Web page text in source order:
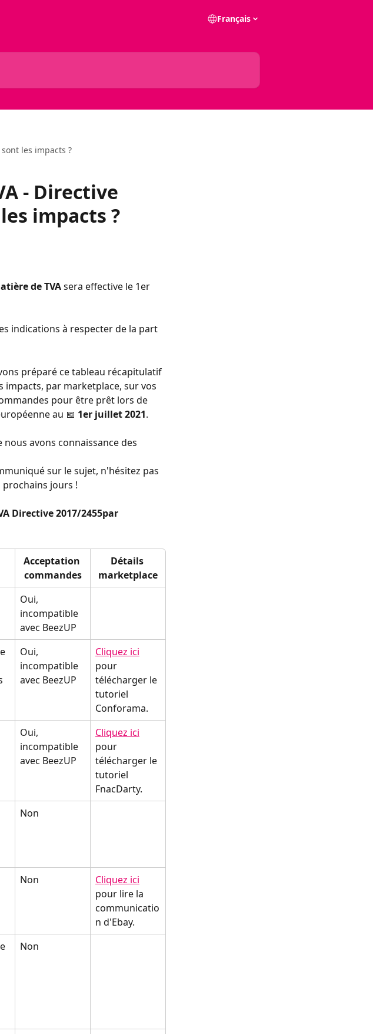
Français
les impacts ?
- Directive
impacts ?
de TVA sera effective le 1er
indications à respecter de la part
préparé ce tableau récapitulatif
par marketplace, sur vos
pour être prêt lors de
au 📅 1er juillet 2021.
avons connaissance des
sur le sujet, n'hésitez pas
jours !
Directive 2017/2455par
Acceptation
commandes
Détails
marketplace
Oui,
incompatible
avec BeezUP
Oui,
incompatible
avec BeezUP
Cliquez ici
pour
télécharger le
tutoriel
Conforama.
Oui,
incompatible
avec BeezUP
Cliquez ici
pour
télécharger le
tutoriel
FnacDarty.
Non
Non
Cliquez ici
pour lire la
communicatio
n d'Ebay.
Non